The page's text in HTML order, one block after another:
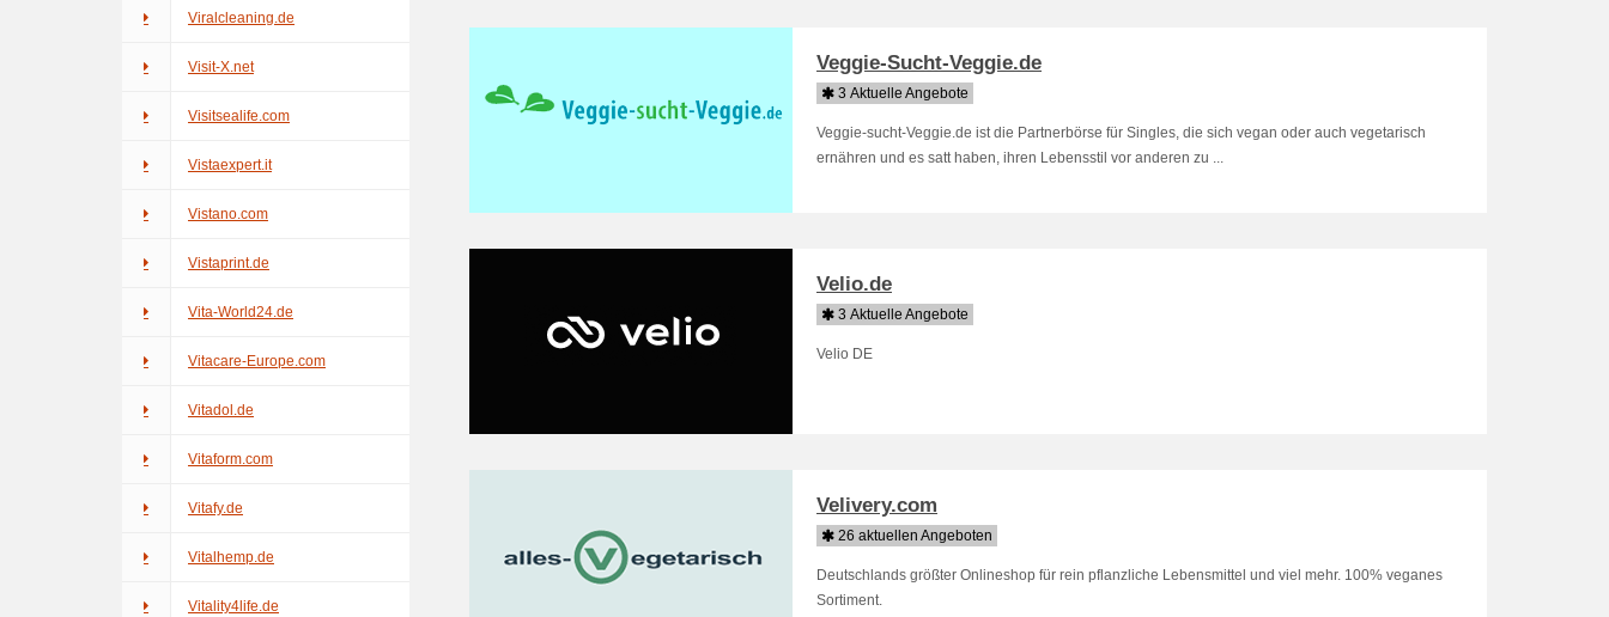
Viralcleaning.de
Visit-X.net
Visitsealife.com
Vistaexpert.it
Vistano.com
Vistaprint.de
Vita-World24.de
Vitacare-Europe.com
Vitadol.de
Vitaform.com
Vitafy.de
Vitalhemp.de
Vitality4life.de
Veggie-Sucht-Veggie.de
3 Aktuelle Angebote
Veggie-sucht-Veggie.de ist die Partnerbörse für Singles, die sich vegan oder auch vegetarisch
ernähren und es satt haben, ihren Lebensstil vor anderen zu ...
Velio.de
3 Aktuelle Angebote
Velio DE
Velivery.com
26 aktuellen Angeboten
Deutschlands größter Onlineshop für rein pflanzliche Lebensmittel und viel mehr. 100% veganes
Sortiment.